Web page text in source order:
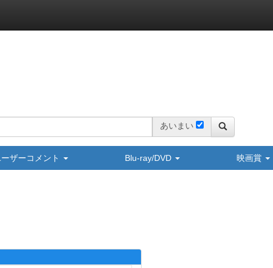
あいまい
ザーコメント Blu-ray/DVD 映画賞